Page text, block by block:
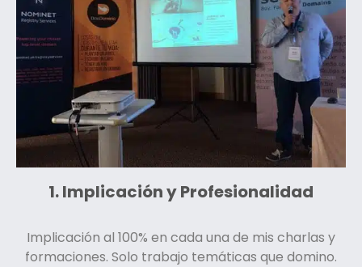
1. Implicación y Profesionalidad
Implicación al 100% en cada una de mis charlas y
formaciones. Solo trabajo temáticas que domino.